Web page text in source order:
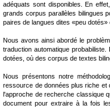
adéquats sont disponibles. En
grands corpus parallèles bilingues
paires de langues dites «peu
Nous avons ainsi abordé le
traduction automatique
dotées, où des corpus de textes
Nous présentons notre
ressource de données plus riche et
l'approche de recherche classique
document pour extraire à la fois